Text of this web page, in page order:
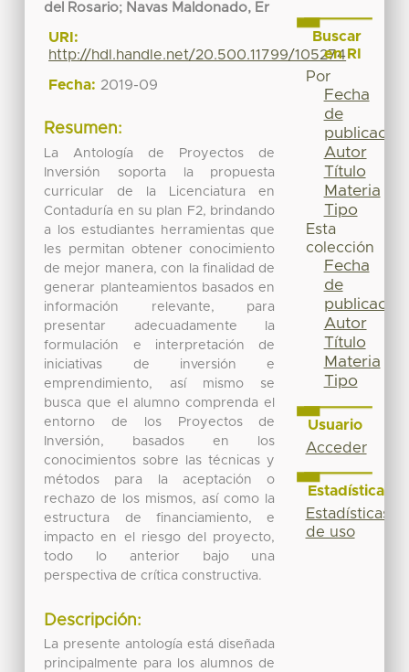
del Rosario; Navas Maldonado, Er
URI:
http://hdl.handle.net/20.500.11799/105274
Fecha: 2019-09
Resumen:
La Antología de Proyectos de
Inversión soporta la propuesta
curricular de la Licenciatura en
Contaduría en su plan F2, brindando
a los estudiantes herramientas que
les permitan obtener conocimiento
de mejor manera, con la finalidad de
generar planteamientos basados en
información relevante, para
presentar adecuadamente la
formulación e interpretación de
iniciativas de inversión e
emprendimiento, así mismo se
busca que el alumno comprenda el
entorno de los Proyectos de
Inversión, basados en los
conocimientos sobre las técnicas y
métodos para la aceptación o
rechazo de los mismos, así como la
estructura de financiamiento, e
impacto en el riesgo del proyecto,
todo lo anterior bajo una
perspectiva de crítica constructiva.
Descripción:
La presente antología está diseñada
principalmente para los alumnos de
Buscar
en RI
Por
Fecha
de
publicación
Autor
Título
Materia
Tipo
Esta
colección
Fecha
de
publicación
Autor
Título
Materia
Tipo
Usuario
Acceder
Estadísticas
Estadísticas
de uso